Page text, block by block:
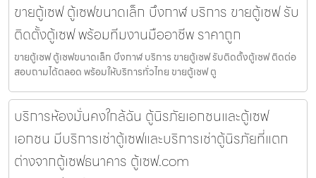
ขายตู้เซฟ ตู้เซฟขนาดเล็ก บึงกาฬ บริการ ขายตู้เซฟ รับ
ติดตั้งตู้เซฟ พร้อมทีมงานมืออาชีพ ราคาถูก
ขายตู้เซฟ ตู้เซฟขนาดเล็ก บึงกาฬ บริการ ขายตู้เซฟ รับติดตั้งตู้เซฟ ติดต่อ
สอบถามได้ตลอด พร้อมให้บริการทั่วไทย ขายตู้เซฟ ตู
บริการห้องมั่นคงใกล้ฉัน ตู้นิรภัยเอกชนและตู้เซฟ
เอกชน มีบริการเช่าตู้เซฟและบริการเช่าตู้นิรภัยที่แตก
ต่างจากตู้เซฟธนาคาร ตู้เซฟ.com